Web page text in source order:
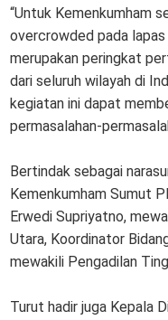
“Untuk Kemenkumham
overcrowded pada
merupakan peringkat
dari seluruh wilayah di
kegiatan ini dapat
permasalahan-
Bertindak sebagai
Kemenkumham Sumut
Erwedi Supriyatno,
Utara, Koordinator
mewakili Pengadilan
Turut hadir juga Kepala